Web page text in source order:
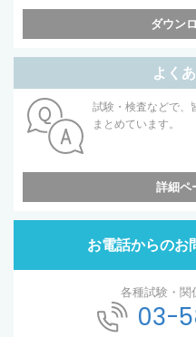
ダウン
よく
試験・検査などで、
まとめています。
詳細ペ
お電話からのお
各種試験・関
03-